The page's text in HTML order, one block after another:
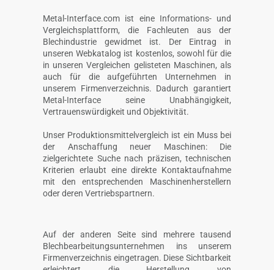
Metal-Interface.com ist eine Informations- und
Vergleichsplattform, die Fachleuten aus der
Blechindustrie gewidmet ist. Der Eintrag in
unseren Webkatalog ist kostenlos, sowohl für die
in unseren Vergleichen gelisteten Maschinen, als
auch für die aufgeführten Unternehmen in
unserem Firmenverzeichnis. Dadurch garantiert
Metal-Interface seine Unabhängigkeit,
Vertrauenswürdigkeit und Objektivität.
Unser Produktionsmittelvergleich ist ein Muss bei
der Anschaffung neuer Maschinen: Die
zielgerichtete Suche nach präzisen, technischen
Kriterien erlaubt eine direkte Kontaktaufnahme
mit den entsprechenden Maschinenherstellern
oder deren Vertriebspartnern.
Auf der anderen Seite sind mehrere tausend
Blechbearbeitungsunternehmen ins unserem
Firmenverzeichnis eingetragen. Diese Sichtbarkeit